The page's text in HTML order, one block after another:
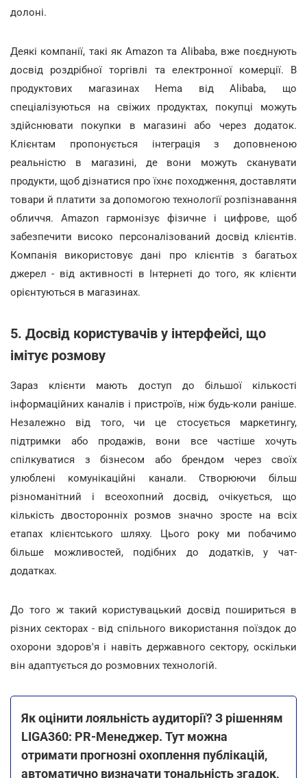
долоні.
Деякі компанії, такі як Amazon та Alibaba, вже поєднують
досвід роздрібної торгівлі та електронної комерції. В
продуктових магазинах Hema від Alibaba, що
спеціалізуються на свіжих продуктах, покупці можуть
здійснювати покупки в магазині або через додаток.
Клієнтам пропонується інтеграція з доповненою
реальністю в магазині, де вони можуть сканувати
продукти, щоб дізнатися про їхнє походження, доставляти
товари й платити за допомогою технології розпізнавання
обличчя. Amazon гармонізує фізичне і цифрове, щоб
забезпечити високо персоналізований досвід клієнтів.
Компанія використовує дані про клієнтів з багатьох
джерел - від активності в Інтернеті до того, як клієнти
орієнтуються в магазинах.
5. Досвід користувачів у інтерфейсі, що
імітує розмову
Зараз клієнти мають доступ до більшої кількості
інформаційних каналів і пристроїв, ніж будь-коли раніше.
Незалежно від того, чи це стосується маркетингу,
підтримки або продажів, вони все частіше хочуть
спілкуватися з бізнесом або брендом через своїх
улюблені комунікаційні канали. Створюючи більш
різноманітний і всеохопний досвід, очікується, що
кількість двосторонніх розмов значно зросте на всіх
етапах клієнтського шляху. Цього року ми побачимо
більше можливостей, подібних до додатків, у чат-
додатках.
До того ж такий користувацький досвід пошириться в
різних секторах - від спільного використання поїздок до
охорони здоров'я і навіть державного сектору, оскільки
він адаптується до розмовних технологій.
Як оцінити лояльність аудиторії? З рішенням
LIGA360: PR-Менеджер. Тут можна
отримати прогнозні охоплення публікацій,
автоматично визначати тональність згадок,